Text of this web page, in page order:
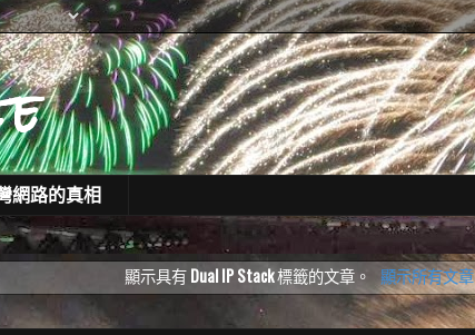
網路的真相
顯示具有Dual IP Stack標籤的文章。 顯示所有文章